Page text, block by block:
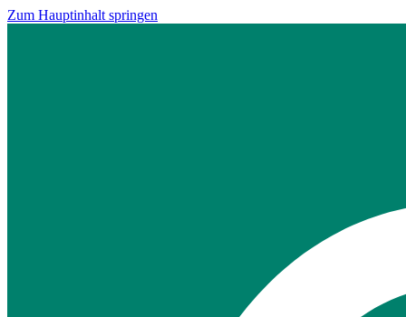
Zum Hauptinhalt springen